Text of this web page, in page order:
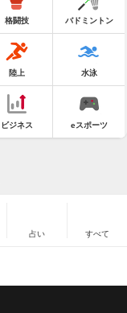
格闘技 バドミントン
陸上 水泳
ビジネス eスポーツ
占い すべて